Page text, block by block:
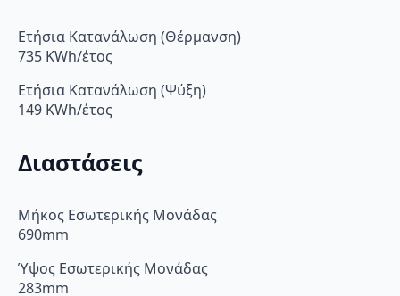
Ετήσια Κατανάλωση (Θέρμανση)
735 KWh/έτος
Ετήσια Κατανάλωση (Ψύξη)
149 KWh/έτος
Διαστάσεις
Μήκος Εσωτερικής Μονάδας
690mm
Ύψος Εσωτερικής Μονάδας
283mm